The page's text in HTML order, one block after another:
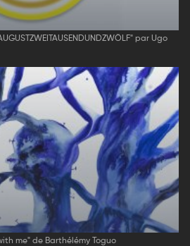
par Ugo
me" de Barthélémy Toguo